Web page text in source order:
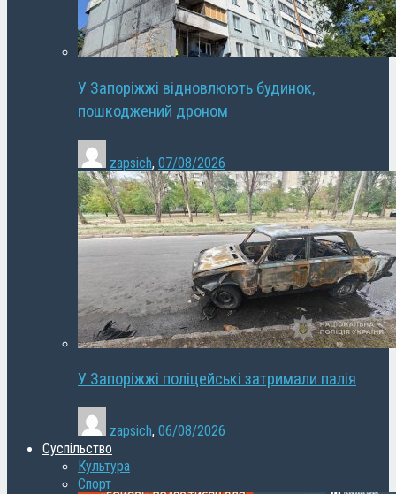
У Запоріжжі відновлюють будинок,
пошкоджений дроном
zapsich, 07/08/2026
У Запоріжжі поліцейські затримали палія
zapsich, 06/08/2026
Суспільство
Культура
Спорт